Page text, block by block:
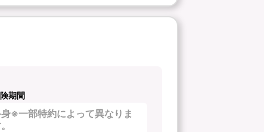
期間
※一部特約によって異なりま